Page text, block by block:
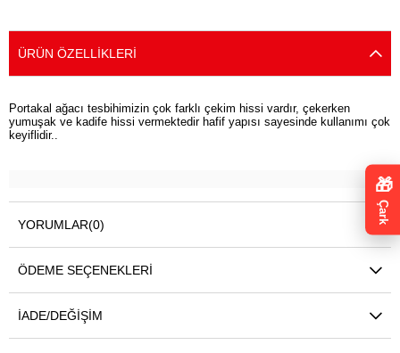
ÜRÜN ÖZELLIKLERI
Portakal ağacı tesbihimizin çok farklı çekim hissi vardır, çekerken
yumuşak ve kadife hissi vermektedir hafif yapısı sayesinde kullanımı çok
keyiflidir..
YORUMLAR(0)
ÖDEME SEÇENEKLERI
İADE/DEĞIŞIM
🎁
Çark